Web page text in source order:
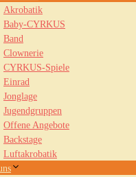
Akrobatik
Baby-CYRKUS
Band
Clownerie
CYRKUS-Spiele
Einrad
Jonglage
Jugendgruppen
Offene Angebote
Backstage
Luftakrobatik